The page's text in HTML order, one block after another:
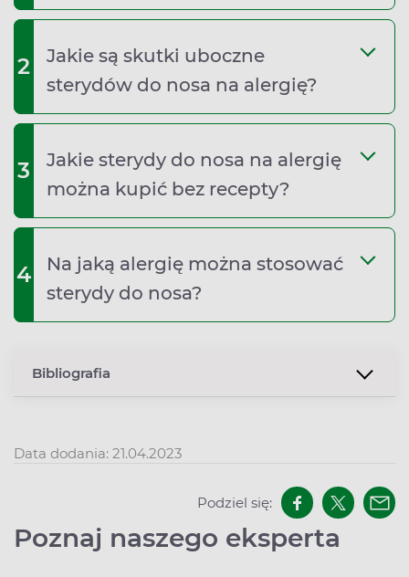
2
Jakie są skutki uboczne
sterydów do nosa na alergię?
3
Jakie sterydy do nosa na alergię
można kupić bez recepty?
4
Na jaką alergię można stosować
sterydy do nosa?
Bibliografia
Data dodania: 21.04.2023
Podziel się:
Poznaj naszego eksperta